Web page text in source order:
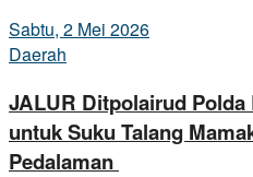
Sabtu, 2 Mei 2026
Daerah
JALUR Ditpolairud Polda
untuk Suku Talang
Pedalaman